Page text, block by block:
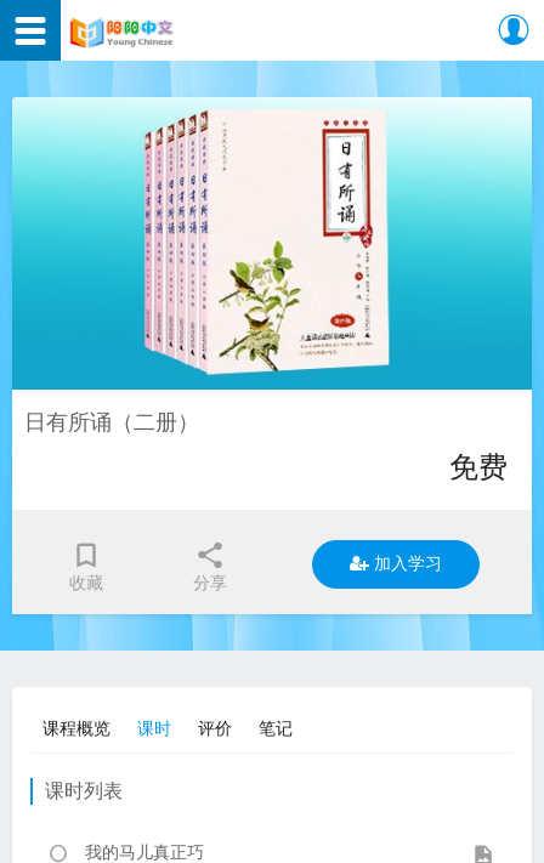
日有所诵（二册）
免费
收藏 分享
加入学习
课程概览 课时 评价 笔记
课时列表
我的马儿真正巧